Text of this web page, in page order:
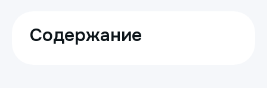
Содержание